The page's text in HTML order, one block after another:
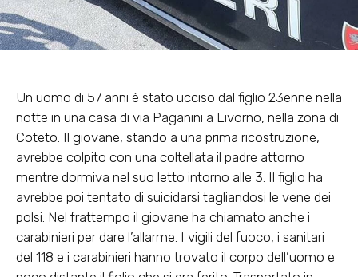
Un uomo di 57 anni è stato ucciso dal figlio 23enne nella
notte in una casa di via Paganini a Livorno, nella zona di
Coteto. Il giovane, stando a una prima ricostruzione,
avrebbe colpito con una coltellata il padre attorno
mentre dormiva nel suo letto intorno alle 3. Il figlio ha
avrebbe poi tentato di suicidarsi tagliandosi le vene dei
polsi. Nel frattempo il giovane ha chiamato anche i
carabinieri per dare l’allarme. I vigili del fuoco, i sanitari
del 118 e i carabinieri hanno trovato il corpo dell’uomo e